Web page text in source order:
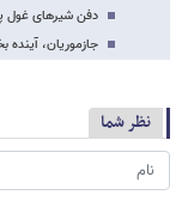
دفن شیرهای غول
جازموریان، آینده
نظر شما